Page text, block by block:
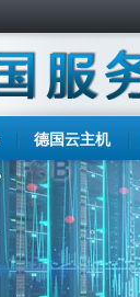
德国云主机